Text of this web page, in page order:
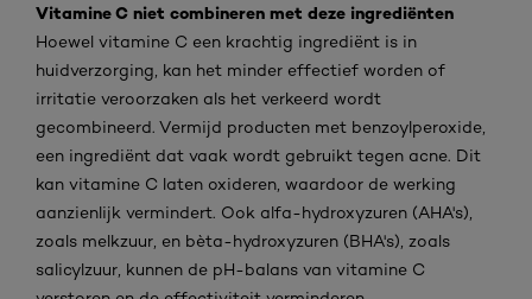
Vitamine C niet combineren met deze ingrediënten
Hoewel vitamine C een krachtig ingrediënt is in
huidverzorging, kan het minder effectief worden of
irritatie veroorzaken als het verkeerd wordt
gecombineerd. Vermijd producten met benzoylperoxide,
een ingrediënt dat vaak wordt gebruikt tegen acne. Dit
kan vitamine C laten oxideren, waardoor de werking
aanzienlijk vermindert. Ook alfa-hydroxyzuren (AHA's),
zoals melkzuur, en bèta-hydroxyzuren (BHA's), zoals
salicylzuur, kunnen de pH-balans van vitamine C